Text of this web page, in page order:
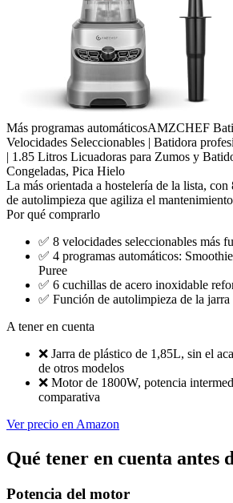
Más programas automáticosAMZCHEF
Velocidades Seleccionables | Batidora
| 1.85 Litros Licuadoras para Zumos y
Congeladas, Pica Hielo
La más orientada a hostelería de la lista,
de autolimpieza que agiliza el
Por qué comprarlo
✅ 8 velocidades seleccionables más
✅ 4 programas automáticos:
Puree
✅ 6 cuchillas de acero inoxidable
✅ Función de autolimpieza de la jarra
A tener en cuenta
❌ Jarra de plástico de 1,85L, sin el
de otros modelos
❌ Motor de 1800W, potencia
comparativa
Ver precio en Amazon
Qué tener en cuenta antes
Potencia del motor